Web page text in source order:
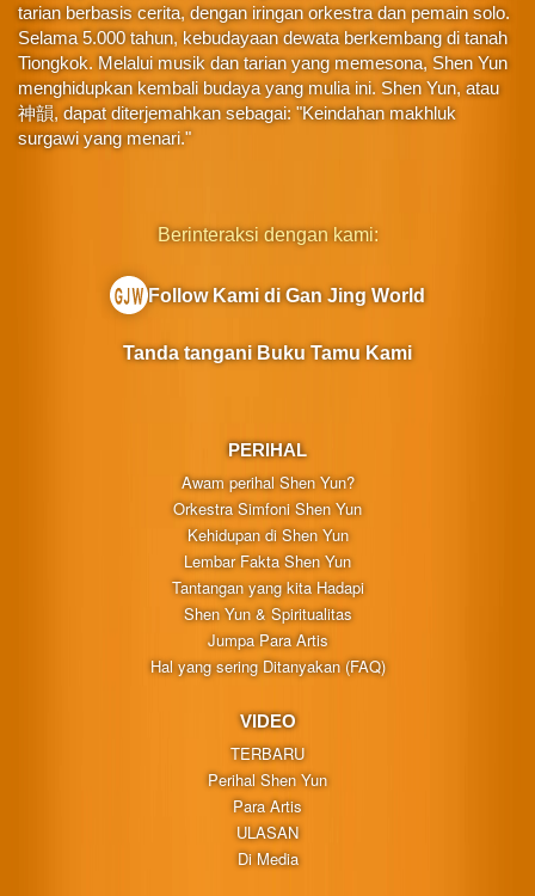
tarian berbasis cerita, dengan iringan orkestra dan pemain solo.
Selama 5.000 tahun, kebudayaan dewata berkembang di tanah
Tiongkok. Melalui musik dan tarian yang memesona, Shen Yun
menghidupkan kembali budaya yang mulia ini. Shen Yun, atau
神韻, dapat diterjemahkan sebagai: "Keindahan makhluk
surgawi yang menari."
PERIHAL
Awam perihal Shen Yun?
Orkestra Simfoni Shen Yun
Kehidupan di Shen Yun
Lembar Fakta Shen Yun
Tantangan yang kita Hadapi
Shen Yun & Spiritualitas
Jumpa Para Artis
Hal yang sering Ditanyakan (FAQ)
VIDEO
TERBARU
Perihal Shen Yun
Para Artis
ULASAN
Di Media
Berinteraksi dengan kami:
Follow Kami di Gan Jing World
Tanda tangani Buku Tamu Kami